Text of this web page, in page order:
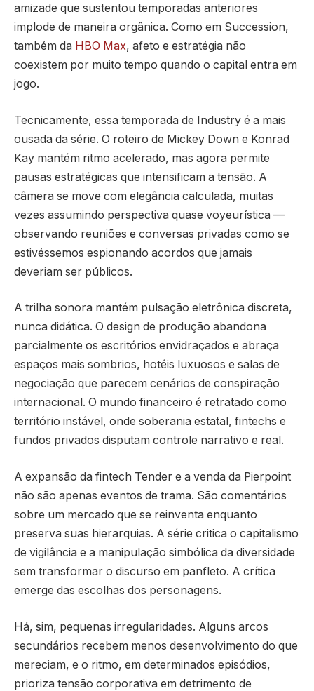
amizade que sustentou temporadas anteriores
implode de maneira orgânica. Como em Succession,
também da HBO Max, afeto e estratégia não
coexistem por muito tempo quando o capital entra em
jogo.
Tecnicamente, essa temporada de Industry é a mais
ousada da série. O roteiro de Mickey Down e Konrad
Kay mantém ritmo acelerado, mas agora permite
pausas estratégicas que intensificam a tensão. A
câmera se move com elegância calculada, muitas
vezes assumindo perspectiva quase voyeurística —
observando reuniões e conversas privadas como se
estivéssemos espionando acordos que jamais
deveriam ser públicos.
A trilha sonora mantém pulsação eletrônica discreta,
nunca didática. O design de produção abandona
parcialmente os escritórios envidraçados e abraça
espaços mais sombrios, hotéis luxuosos e salas de
negociação que parecem cenários de conspiração
internacional. O mundo financeiro é retratado como
território instável, onde soberania estatal, fintechs e
fundos privados disputam controle narrativo e real.
A expansão da fintech Tender e a venda da Pierpoint
não são apenas eventos de trama. São comentários
sobre um mercado que se reinventa enquanto
preserva suas hierarquias. A série critica o capitalismo
de vigilância e a manipulação simbólica da diversidade
sem transformar o discurso em panfleto. A crítica
emerge das escolhas dos personagens.
Há, sim, pequenas irregularidades. Alguns arcos
secundários recebem menos desenvolvimento do que
mereciam, e o ritmo, em determinados episódios,
prioriza tensão corporativa em detrimento de